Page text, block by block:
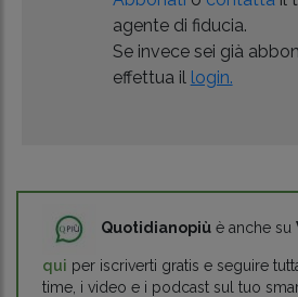
agente di fiducia.
Se invece sei già
effettua il login.
Quotidianopiù è anche su
qui per iscriverti gratis e seguire
time, i video e i podcast sul tuo